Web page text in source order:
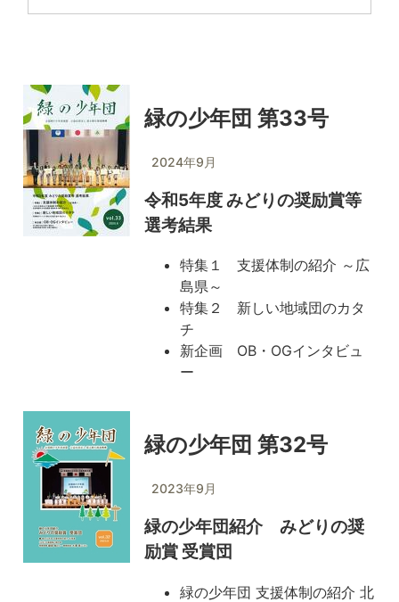
緑の少年団 第33号
2024年9月
令和5年度 みどりの奨励賞等
選考結果
特集１ 支援体制の紹介 ～広
島県～
特集２ 新しい地域団のカタ
チ
新企画 OB・OGインタビュ
ー
緑の少年団 第32号
2023年9月
緑の少年団紹介 みどりの奨
励賞 受賞団
緑の少年団 支援体制の紹介 北